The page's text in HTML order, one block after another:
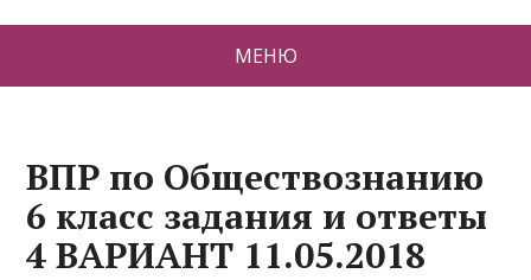
МЕНЮ
ВПР по Обществознанию
6 класс задания и ответы
4 ВАРИАНТ 11.05.2018